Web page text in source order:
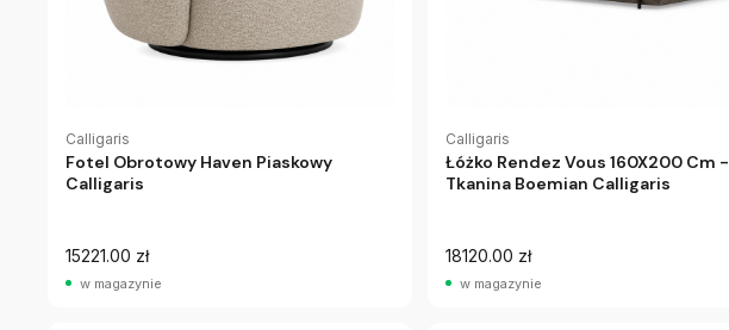
Calligaris
Fotel Obrotowy Haven Piaskowy
Calligaris
15221.00 zł
w magazynie
Calligaris
Łóżko Rendez Vous 160X200 Cm -
Tkanina Boemian Calligaris
18120.00 zł
w magazynie